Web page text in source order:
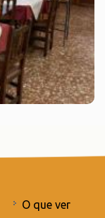
O que ver